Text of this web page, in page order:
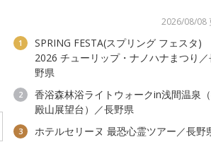
2026/08/08
1
SPRING FESTA(スプリング フェスタ)
2026 チューリップ・ナノハナまつり
野県
2
香浴森林浴ライトウォークin浅間温泉
殿山展望台）／長野県
3
ホテルセリーヌ 最恐心霊ツアー／長野